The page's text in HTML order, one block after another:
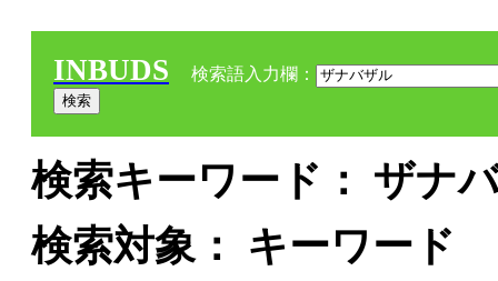
INBUDS 検索語入力欄：
検索キーワード： ザナ
検索対象： キーワード